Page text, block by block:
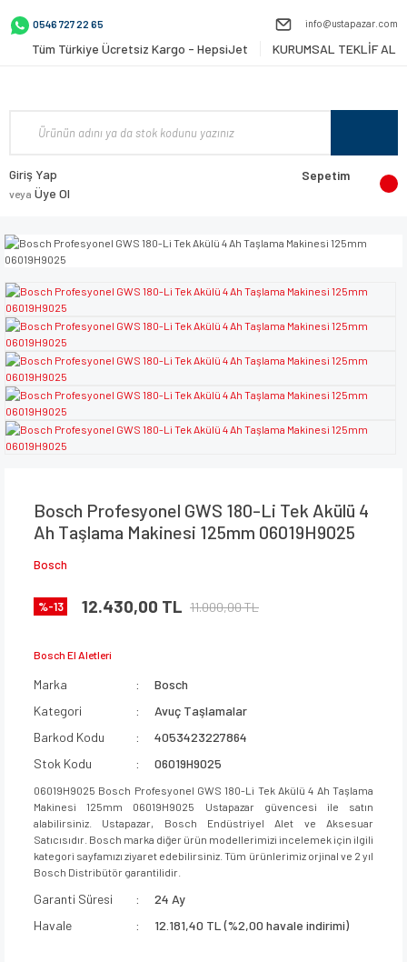
0546 727 22 65 info@ustapazar.com
Tüm Türkiye Ücretsiz Kargo - HepsiJet KURUMSAL TEKLİF AL
Giriş Yap
veya Üye Ol
Sepetim
Bosch Profesyonel GWS 180-Li Tek Akülü 4
Ah Taşlama Makinesi 125mm 06019H9025
Bosch
%-13 12.430,00 TL 11.000,00 TL
Bosch El Aletleri
Marka
Bosch
Kategori
Avuç Taşlamalar
Barkod Kodu
4053423227864
Stok Kodu
06019H9025
06019H9025 Bosch Profesyonel GWS 180-Li Tek Akülü 4 Ah Taşlama
Makinesi 125mm 06019H9025 Ustapazar güvencesi ile satın
alabilirsiniz. Ustapazar, Bosch Endüstriyel Alet ve Aksesuar
Satıcısıdır. Bosch marka diğer ürün modellerimizi incelemek için ilgili
kategori sayfamızı ziyaret edebilirsiniz. Tüm ürünlerimiz orjinal ve 2 yıl
Bosch Distribütör garantilidir.
Garanti Süresi
24 Ay
Havale
12.181,40 TL (%2,00 havale indirimi)